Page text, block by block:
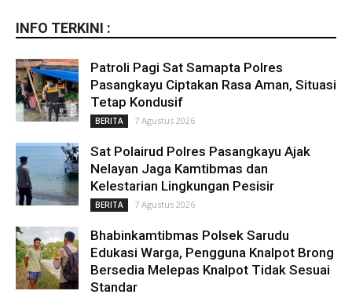
INFO TERKINI :
Patroli Pagi Sat Samapta Polres
Pasangkayu Ciptakan Rasa Aman, Situasi
Tetap Kondusif
BERITA 7 Agustus 2026
Sat Polairud Polres Pasangkayu Ajak
Nelayan Jaga Kamtibmas dan
Kelestarian Lingkungan Pesisir
BERITA 7 Agustus 2026
Bhabinkamtibmas Polsek Sarudu
Edukasi Warga, Pengguna Knalpot Brong
Bersedia Melepas Knalpot Tidak Sesuai
Standar